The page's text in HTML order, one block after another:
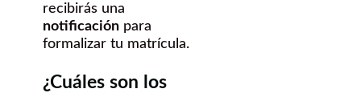
recibirás una
notificación para
formalizar tu matrícula.
¿Cuáles son los